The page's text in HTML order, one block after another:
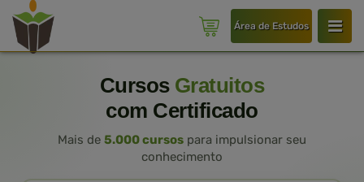
Área de Estudos
Cursos Gratuitos
com Certificado
Mais de 5.000 cursos para impulsionar seu
conhecimento